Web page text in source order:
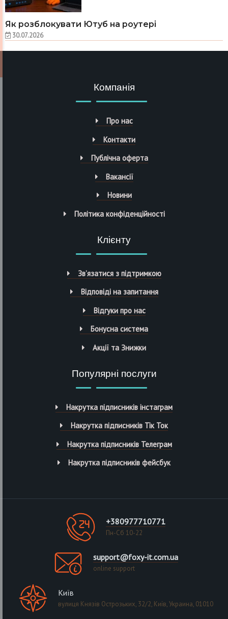
Як розблокувати Ютуб на роутері
30.07.2026
Компанія
Про нас
Контакти
Публічна оферта
Вакансії
Новини
Політика конфіденційності
Клієнту
Зв’язатися з підтримкою
Відповіді на запитання
Відгуки про нас
Бонусна система
Акції та Знижки
Популярні послуги
Накрутка підписників інстаграм
Накрутка підписників Тік Ток
Накрутка підписників Телеграм
Накрутка підписників фейсбук
+380977710771
Пн-Сб 10-22
support@foxy-it.com.ua
online support
Київ
вулиця Князів Острозьких, 32/2, Київ, Украина, 01010